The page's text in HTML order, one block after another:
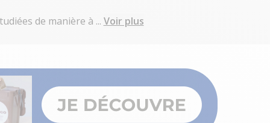
de manière à ... Voir plus